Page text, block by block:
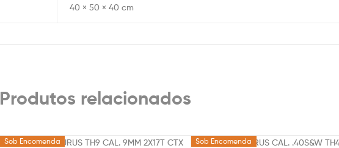
40 × 50 × 40 cm
Produtos relacionados
Sob Encomenda Sob Encomenda